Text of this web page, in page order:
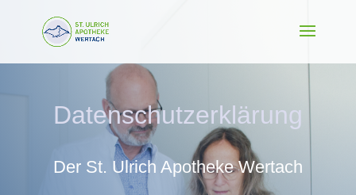
Datenschutzerklärung
Der St. Ulrich Apotheke Wertach